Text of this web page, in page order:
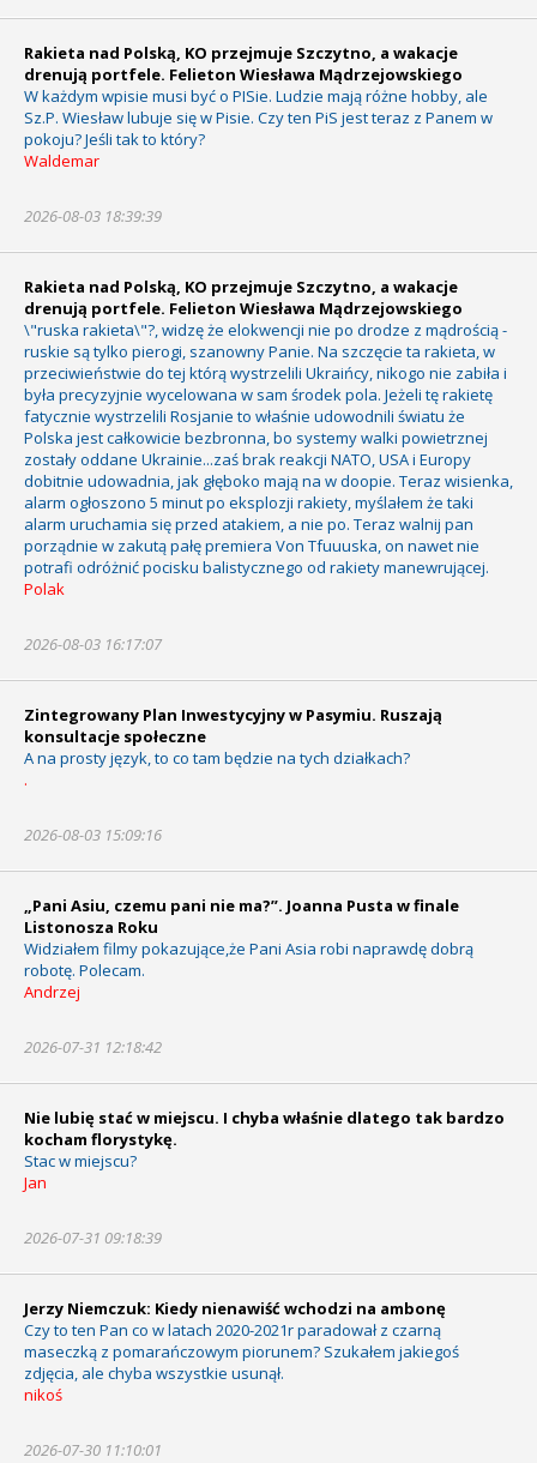
Rakieta nad Polską, KO przejmuje Szczytno, a wakacje
drenują portfele. Felieton Wiesława Mądrzejowskiego
W każdym wpisie musi być o PISie. Ludzie mają różne hobby, ale
Sz.P. Wiesław lubuje się w Pisie. Czy ten PiS jest teraz z Panem w
pokoju? Jeśli tak to który?
Waldemar
2026-08-03 18:39:39
Rakieta nad Polską, KO przejmuje Szczytno, a wakacje
drenują portfele. Felieton Wiesława Mądrzejowskiego
\"ruska rakieta\"?, widzę że elokwencji nie po drodze z mądrością -
ruskie są tylko pierogi, szanowny Panie. Na szczęcie ta rakieta, w
przeciwieństwie do tej którą wystrzelili Ukraińcy, nikogo nie zabiła i
była precyzyjnie wycelowana w sam środek pola. Jeżeli tę rakietę
fatycznie wystrzelili Rosjanie to właśnie udowodnili światu że
Polska jest całkowicie bezbronna, bo systemy walki powietrznej
zostały oddane Ukrainie...zaś brak reakcji NATO, USA i Europy
dobitnie udowadnia, jak głęboko mają na w doopie. Teraz wisienka,
alarm ogłoszono 5 minut po eksplozji rakiety, myślałem że taki
alarm uruchamia się przed atakiem, a nie po. Teraz walnij pan
porządnie w zakutą pałę premiera Von Tfuuuska, on nawet nie
potrafi odróżnić pocisku balistycznego od rakiety manewrującej.
Polak
2026-08-03 16:17:07
Zintegrowany Plan Inwestycyjny w Pasymiu. Ruszają
konsultacje społeczne
A na prosty język, to co tam będzie na tych działkach?
.
2026-08-03 15:09:16
„Pani Asiu, czemu pani nie ma?”. Joanna Pusta w finale
Listonosza Roku
Widziałem filmy pokazujące,że Pani Asia robi naprawdę dobrą
robotę. Polecam.
Andrzej
2026-07-31 12:18:42
Nie lubię stać w miejscu. I chyba właśnie dlatego tak bardzo
kocham florystykę.
Stac w miejscu?
Jan
2026-07-31 09:18:39
Jerzy Niemczuk: Kiedy nienawiść wchodzi na ambonę
Czy to ten Pan co w latach 2020-2021r paradował z czarną
maseczką z pomarańczowym piorunem? Szukałem jakiegoś
zdjęcia, ale chyba wszystkie usunął.
nikoś
2026-07-30 11:10:01